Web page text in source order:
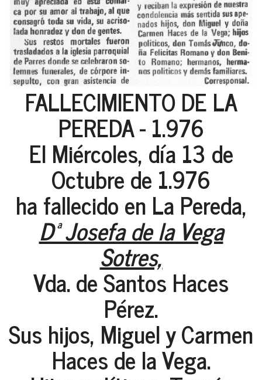
FALLECIMIENTO DE LA
PEREDA - 1.976
El Miércoles, día 13 de
Octubre de 1.976
ha fallecido en La Pereda,
Dª Josefa de la Vega
Sotres,
Vda. de Santos Haces
Pérez.
Sus hijos, Miguel y Carmen
Haces de la Vega.